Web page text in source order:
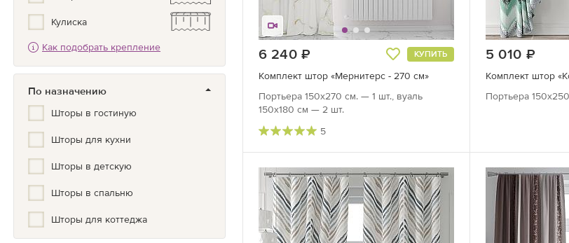
Иллюстрация
Кантри
Китайский
Кружево
Кулиска
Как подобрать крепление
По назначению
Шторы в гостиную
Шторы для кухни
Шторы в детскую
Шторы в спальню
Шторы для коттеджа
6 240 КУПИТЬ
Комплект штор «Мернитерс - 270 см»
Портьера 150х270 см. — 1 шт., вуаль
150х180 см — 2 шт.
5
5 010
Комплект штор
Портьера